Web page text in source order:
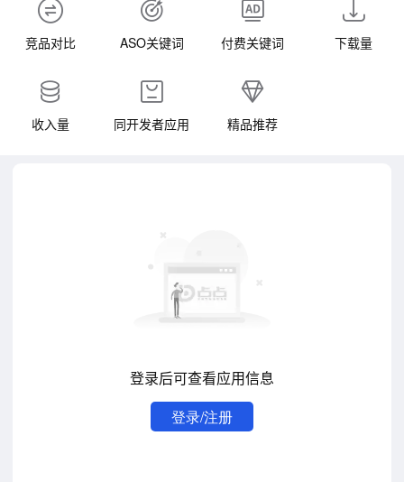
竞品对比 ASO关键词 付费关键词 下载量
收入量 同开发者应用 精品推荐
登录后可查看应用信息
登录/注册